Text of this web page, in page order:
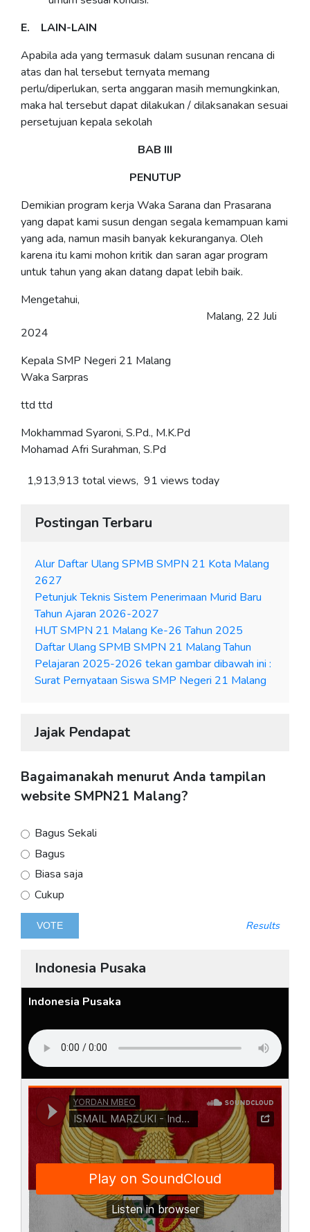
E. LAIN-LAIN
Apabila ada yang termasuk dalam susunan rencana di
atas dan hal tersebut ternyata memang
perlu/diperlukan, serta anggaran masih memungkinkan,
maka hal tersebut dapat dilakukan / dilaksanakan sesuai
persetujuan kepala sekolah
BAB III
PENUTUP
Demikian program kerja Waka Sarana dan Prasarana
yang dapat kami susun dengan segala kemampuan kami
yang ada, namun masih banyak kekuranganya. Oleh
karena itu kami mohon kritik dan saran agar program
untuk tahun yang akan datang dapat lebih baik.
Mengetahui,
Malang, 22 Juli
2024
Kepala SMP Negeri 21 Malang
Waka Sarpras
ttd ttd
Mokhammad Syaroni, S.Pd., M.K.Pd
Mohamad Afri Surahman, S.Pd
1,913,913 total views, 91 views today
Postingan Terbaru
Alur Daftar Ulang SPMB SMPN 21 Kota Malang
2627
Petunjuk Teknis Sistem Penerimaan Murid Baru
Tahun Ajaran 2026-2027
HUT SMPN 21 Malang Ke-26 Tahun 2025
Daftar Ulang SPMB SMPN 21 Malang Tahun
Pelajaran 2025-2026 tekan gambar dibawah ini :
Surat Pernyataan Siswa SMP Negeri 21 Malang
Jajak Pendapat
Bagaimanakah menurut Anda tampilan
website SMPN21 Malang?
Bagus Sekali
Bagus
Biasa saja
Cukup
Results
Indonesia Pusaka
Indonesia Pusaka